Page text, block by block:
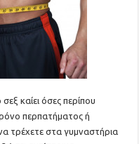
καίει όσες περίπου
περπατήματος ή
τρέχετε στα γυμναστήρια